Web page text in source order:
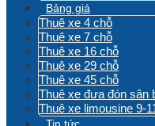
Bảng giá
Thuê xe 4 chỗ
Thuê xe 7 chỗ
Thuê xe 16 chỗ
Thuê xe 29 chỗ
Thuê xe 45 chỗ
Thuê xe đưa đón sân
Thuê xe limousine 9-